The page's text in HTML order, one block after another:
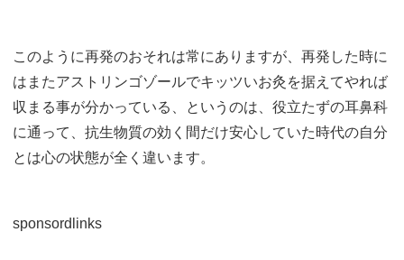
このように再発のおそれは常にありますが、再発した時に
はまたアストリンゴゾールでキッツいお灸を据えてやれば
収まる事が分かっている、というのは、役立たずの耳鼻科
に通って、抗生物質の効く間だけ安心していた時代の自分
とは心の状態が全く違います。
sponsordlinks